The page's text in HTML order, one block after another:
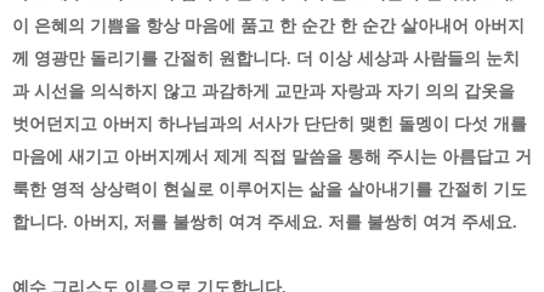
이 은혜의 기쁨을 항상 마음에 품고 한 순간 한 순간 살아내어 아버지
께 영광만 돌리기를 간절히 원합니다. 더 이상 세상과 사람들의 눈치
과 시선을 의식하지 않고 과감하게 교만과 자랑과 자기 의의 갑옷을
벗어던지고 아버지 하나님과의 서사가 단단히 맺힌 돌멩이 다섯 개를
마음에 새기고 아버지께서 제게 직접 말씀을 통해 주시는 아름답고 거
룩한 영적 상상력이 현실로 이루어지는 삶을 살아내기를 간절히 기도
합니다. 아버지, 저를 불쌍히 여겨 주세요. 저를 불쌍히 여겨 주세요.
예수 그리스도 이름으로 기도합니다.